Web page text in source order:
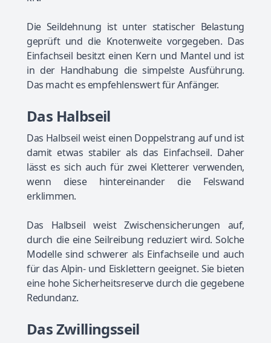
Die Seildehnung ist unter statischer Belastung
geprüft und die Knotenweite vorgegeben. Das
Einfachseil besitzt einen Kern und Mantel und ist
in der Handhabung die simpelste Ausführung.
Das macht es empfehlenswert für Anfänger.
Das Halbseil
Das Halbseil weist einen Doppelstrang auf und ist
damit etwas stabiler als das Einfachseil. Daher
lässt es sich auch für zwei Kletterer verwenden,
wenn diese hintereinander die Felswand
erklimmen.
Das Halbseil weist Zwischensicherungen auf,
durch die eine Seilreibung reduziert wird. Solche
Modelle sind schwerer als Einfachseile und auch
für das Alpin- und Eisklettern geeignet. Sie bieten
eine hohe Sicherheitsreserve durch die gegebene
Redundanz.
Das Zwillingsseil